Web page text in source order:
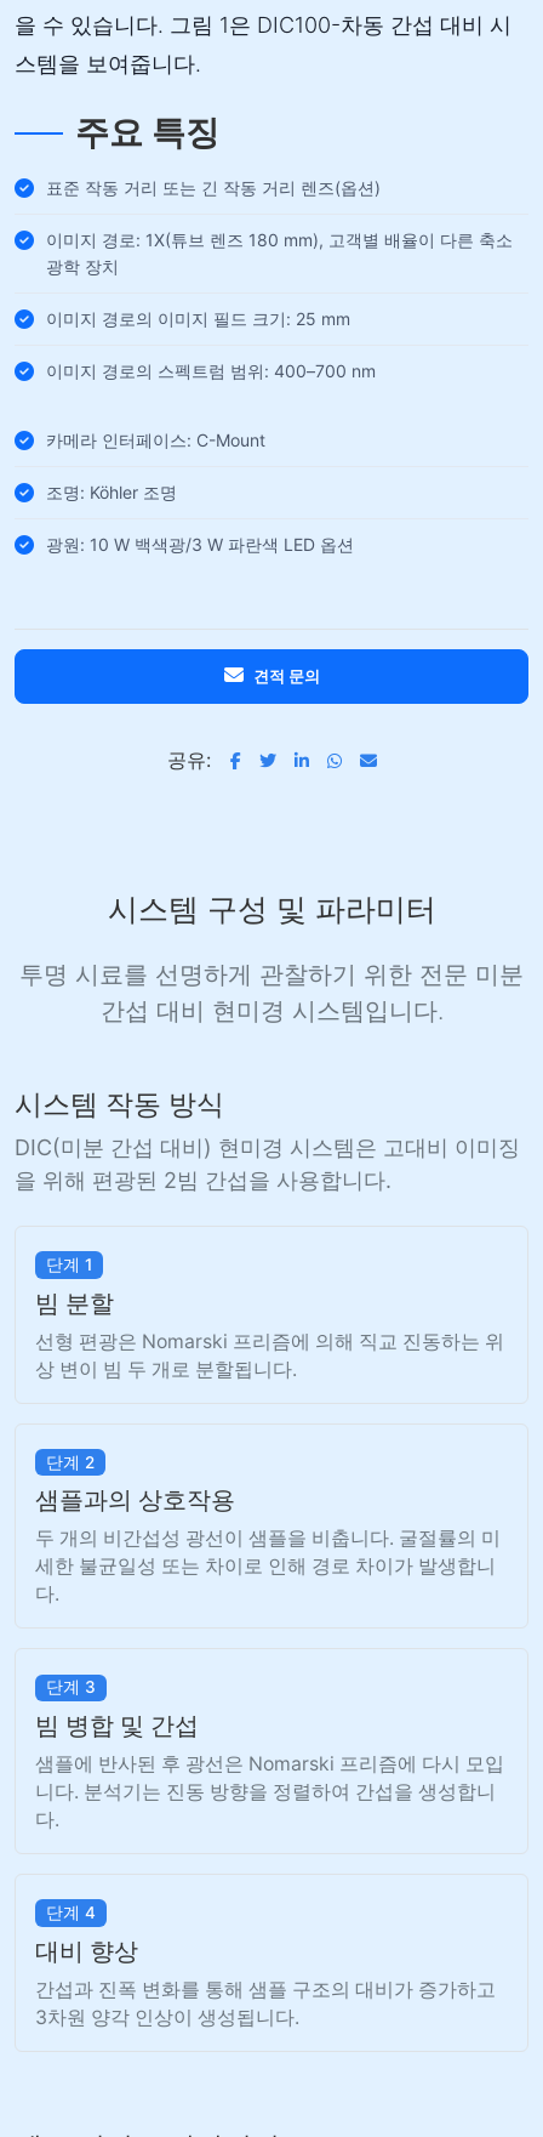
을 수 있습니다. 그림 1은 DIC100-차동 간섭 대비 시
스템을 보여줍니다.
주요 특징
표준 작동 거리 또는 긴 작동 거리 렌즈(옵션)
이미지 경로: 1X(튜브 렌즈 180 mm), 고객별 배율이 다른 축소
광학 장치
이미지 경로의 이미지 필드 크기: 25 mm
이미지 경로의 스펙트럼 범위: 400–700 nm
카메라 인터페이스: C-Mount
조명: Köhler 조명
광원: 10 W 백색광/3 W 파란색 LED 옵션
견적 문의
공유:
시스템 구성 및 파라미터
투명 시료를 선명하게 관찰하기 위한 전문 미분
간섭 대비 현미경 시스템입니다.
시스템 작동 방식
DIC(미분 간섭 대비) 현미경 시스템은 고대비 이미징
을 위해 편광된 2빔 간섭을 사용합니다.
단계 1
빔 분할
선형 편광은 Nomarski 프리즘에 의해 직교 진동하는 위
상 변이 빔 두 개로 분할됩니다.
단계 2
샘플과의 상호작용
두 개의 비간섭성 광선이 샘플을 비춥니다. 굴절률의 미
세한 불균일성 또는 차이로 인해 경로 차이가 발생합니
다.
단계 3
빔 병합 및 간섭
샘플에 반사된 후 광선은 Nomarski 프리즘에 다시 모입
니다. 분석기는 진동 방향을 정렬하여 간섭을 생성합니
다.
단계 4
대비 향상
간섭과 진폭 변화를 통해 샘플 구조의 대비가 증가하고
3차원 양각 인상이 생성됩니다.